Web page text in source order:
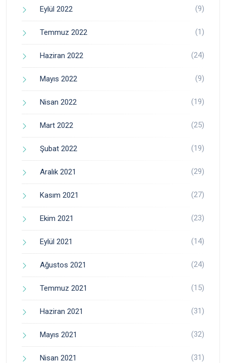
Eylül 2022 (9)
Temmuz 2022 (1)
Haziran 2022 (24)
Mayıs 2022 (9)
Nisan 2022 (19)
Mart 2022 (25)
Şubat 2022 (19)
Aralık 2021 (29)
Kasım 2021 (27)
Ekim 2021 (23)
Eylül 2021 (14)
Ağustos 2021 (24)
Temmuz 2021 (15)
Haziran 2021 (31)
Mayıs 2021 (32)
Nisan 2021 (31)